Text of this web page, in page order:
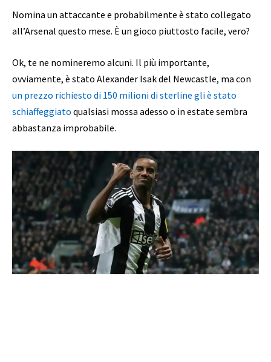
Nomina un attaccante e probabilmente è stato collegato
all’Arsenal questo mese. È un gioco piuttosto facile, vero?
Ok, te ne nomineremo alcuni. Il più importante,
ovviamente, è stato Alexander Isak del Newcastle, ma con
un prezzo richiesto di 150 milioni di sterline gli è stato
schiaffeggiato qualsiasi mossa adesso o in estate sembra
abbastanza improbabile.